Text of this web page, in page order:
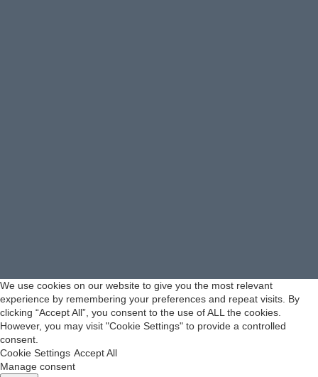
We use cookies on our website to give you the most relevant
experience by remembering your preferences and repeat visits. By
clicking “Accept All”, you consent to the use of ALL the cookies.
However, you may visit "Cookie Settings" to provide a controlled
consent.
Cookie Settings Accept All
Manage consent